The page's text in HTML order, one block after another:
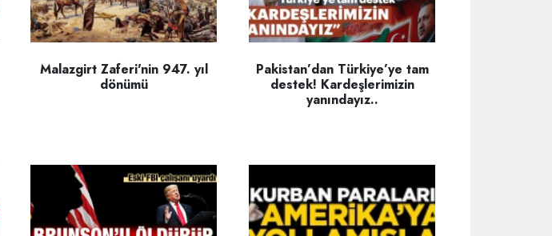
Malazgirt Zaferi'nin 947. yıl
dönümü
Pakistan’dan Türkiye’ye tam
destek! Kardeşlerimizin
yanındayız..